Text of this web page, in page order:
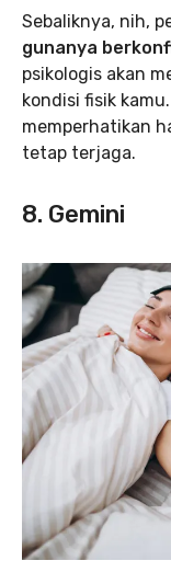
Sebaliknya, nih,
gunanya
psikologis akan
kondisi fisik
memperhatikan
tetap terjaga.
8. Gemini